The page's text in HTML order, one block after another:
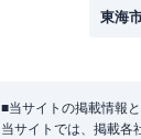
東海
■当サイトの掲載情報
当サイトでは、掲載各